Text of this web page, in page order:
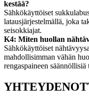
kestää?
Sähkökäyttöiset
latausjärjestelmällä, joka
seisokkiajat.
K4: Miten huollan
Sähkökäyttöiset
mahdollisimman vähän
rengaspaineen